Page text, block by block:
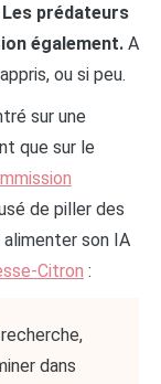
prédateurs
également. A
ou si peu.
sur une
que sur le
de piller des
son IA
Citron :
dans